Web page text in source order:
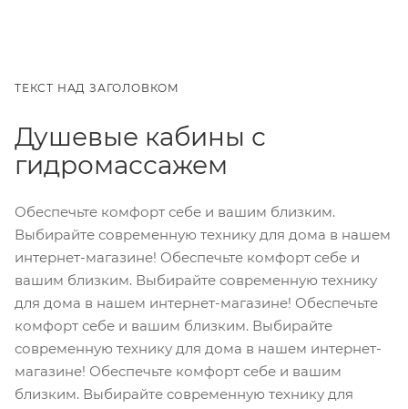
ТЕКСТ НАД ЗАГОЛОВКОМ
Душевые кабины с
гидромассажем
Обеспечьте комфорт себе и вашим близким.
Выбирайте современную технику для дома в нашем
интернет-магазине! Обеспечьте комфорт себе и
вашим близким. Выбирайте современную технику
для дома в нашем интернет-магазине! Обеспечьте
комфорт себе и вашим близким. Выбирайте
современную технику для дома в нашем интернет-
магазине! Обеспечьте комфорт себе и вашим
близким. Выбирайте современную технику для